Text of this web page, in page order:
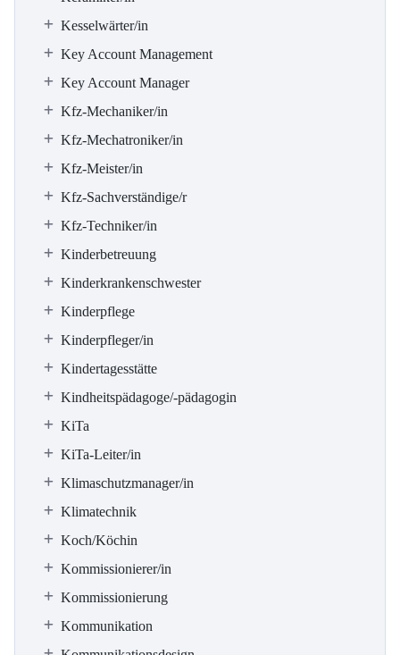
Kesselwärter/in
Key Account Management
Key Account Manager
Kfz-Mechaniker/in
Kfz-Mechatroniker/in
Kfz-Meister/in
Kfz-Sachverständige/r
Kfz-Techniker/in
Kinderbetreuung
Kinderkrankenschwester
Kinderpflege
Kinderpfleger/in
Kindertagesstätte
Kindheitspädagoge/-pädagogin
KiTa
KiTa-Leiter/in
Klimaschutzmanager/in
Klimatechnik
Koch/Köchin
Kommissionierer/in
Kommissionierung
Kommunikation